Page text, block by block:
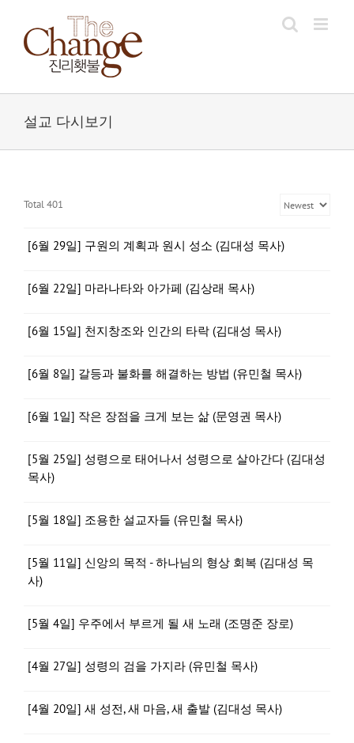
content
설교 다시보기
Total 401
[6월 29일] 구원의 계획과 원시 성소 (김대성 목사)
[6월 22일] 마라나타와 아가페 (김상래 목사)
[6월 15일] 천지창조와 인간의 타락 (김대성 목사)
[6월 8일] 갈등과 불화를 해결하는 방법 (유민철 목사)
[6월 1일] 작은 장점을 크게 보는 삶 (문영권 목사)
[5월 25일] 성령으로 태어나서 성령으로 살아간다 (김대성
목사)
[5월 18일] 조용한 설교자들 (유민철 목사)
[5월 11일] 신앙의 목적 - 하나님의 형상 회복 (김대성 목
사)
[5월 4일] 우주에서 부르게 될 새 노래 (조명준 장로)
[4월 27일] 성령의 검을 가지라 (유민철 목사)
[4월 20일] 새 성전, 새 마음, 새 출발 (김대성 목사)